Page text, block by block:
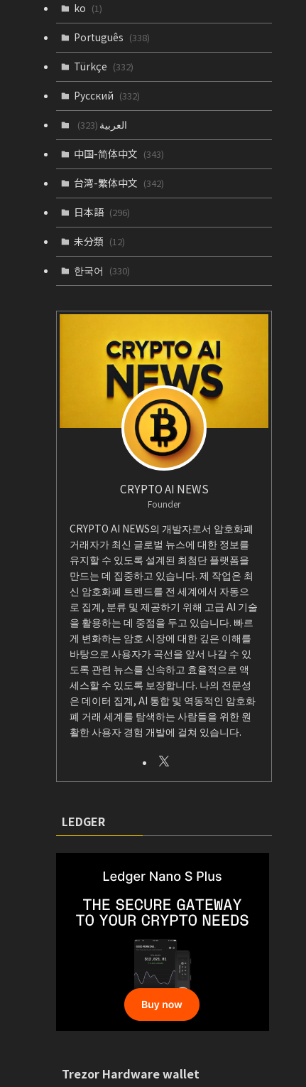
ko (1)
Português (338)
Türkçe (332)
Русский (332)
العربية(323)
中国-简体中文 (343)
台湾-繁体中文 (342)
日本語 (296)
未分類 (12)
한국어 (330)
CRYPTO AI NEWS
Founder
CRYPTO AI NEWS의 개발자로서 암호화폐
거래자가 최신 글로벌 뉴스에 대한 정보를
유지할 수 있도록 설계된 최첨단 플랫폼을
만드는 데 집중하고 있습니다. 제 작업은 최
신 암호화폐 트렌드를 전 세계에서 자동으
로 집계, 분류 및 제공하기 위해 고급 AI 기술
을 활용하는 데 중점을 두고 있습니다. 빠르
게 변화하는 암호 시장에 대한 깊은 이해를
바탕으로 사용자가 곡선을 앞서 나갈 수 있
도록 관련 뉴스를 신속하고 효율적으로 액
세스할 수 있도록 보장합니다. 나의 전문성
은 데이터 집계, AI 통합 및 역동적인 암호화
폐 거래 세계를 탐색하는 사람들을 위한 원
활한 사용자 경험 개발에 걸쳐 있습니다.
LEDGER
Trezor Hardware wallet